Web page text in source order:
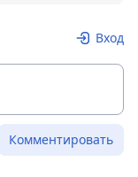
Вход
Комментировать